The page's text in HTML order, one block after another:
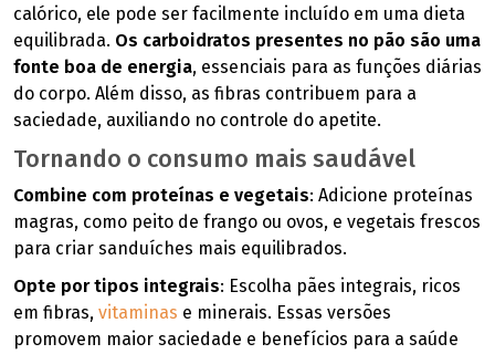
calórico, ele pode ser facilmente incluído em uma dieta
equilibrada. Os carboidratos presentes no pão são uma
fonte boa de energia, essenciais para as funções diárias
do corpo. Além disso, as fibras contribuem para a
saciedade, auxiliando no controle do apetite.
Tornando o consumo mais saudável
Combine com proteínas e vegetais: Adicione proteínas
magras, como peito de frango ou ovos, e vegetais frescos
para criar sanduíches mais equilibrados.
Opte por tipos integrais: Escolha pães integrais, ricos
em fibras, vitaminas e minerais. Essas versões
promovem maior saciedade e benefícios para a saúde